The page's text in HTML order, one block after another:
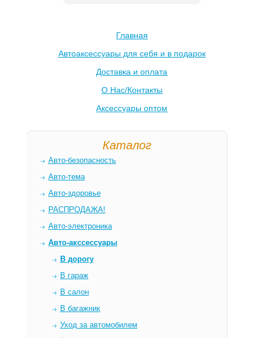
Главная
Автоаксессуары для себя и в подарок
Доставка и оплата
О Нас/Контакты
Аксессуары оптом
Каталог
Авто-безопасность
Авто-тема
Авто-здоровье
РАСПРОДАЖА!
Авто-электроника
Авто-акссессуары
В дорогу
В гараж
В салон
В багажник
Уход за автомобилем